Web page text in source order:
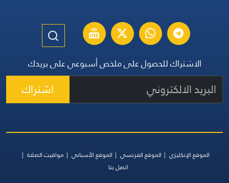
الاشتراك للحصول على ملخص أسبوعي على بريدك
اشتراك
الموقع الإنكليزي الموقع الفرنسي الموقع الأسباني
مواقيت الصلاة
اتصل بنا